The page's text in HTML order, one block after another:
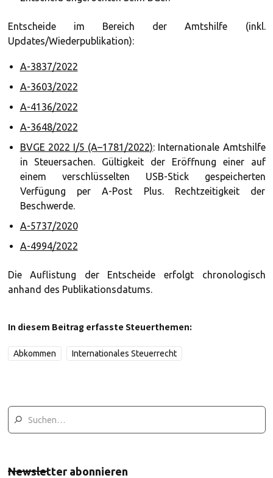
Entscheide im Bereich der Amtshilfe (inkl.
Updates/Wiederpublikation):
A-3837/2022
A-3603/2022
A-4136/2022
A-3648/2022
BVGE 2022 I/5 (A–1781/2022): Internationale Amtshilfe
in Steuersachen. Gültigkeit der Eröffnung einer auf
einem verschlüsselten USB-Stick gespeicherten
Verfügung per A-Post Plus. Rechtzeitigkeit der
Beschwerde.
A-5737/2020
A-4994/2022
Die Auflistung der Entscheide erfolgt chronologisch
anhand des Publikationsdatums.
In diesem Beitrag erfasste Steuerthemen:
Abkommen Internationales Steuerrecht
Newsletter abonnieren